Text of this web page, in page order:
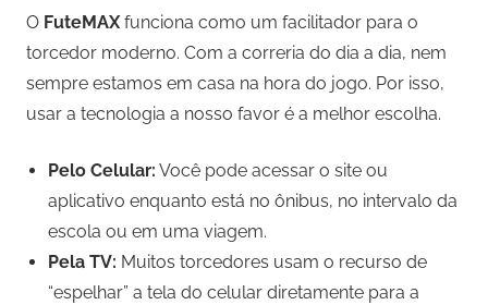
O FuteMAXfunciona como um facilitador para o
torcedor moderno. Com a correria do dia a dia, nem
sempre estamos em casa na hora do jogo. Por isso,
usar a tecnologia a nosso favor é a melhor escolha.
Pelo Celular: Você pode acessar o site ou
aplicativo enquanto está no ônibus, no intervalo da
escola ou em uma viagem.
Pela TV: Muitos torcedores usam o recurso de
“espelhar” a tela do celular diretamente para a